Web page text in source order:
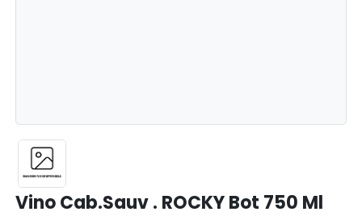
Vino Cab.Sauv . ROCKY Bot 750 Ml